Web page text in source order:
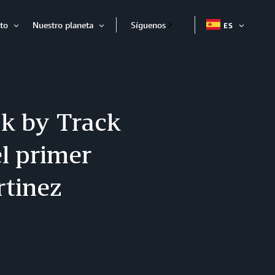
Nuestro planeta
Expandir
Síguenos ES
by Track
primer